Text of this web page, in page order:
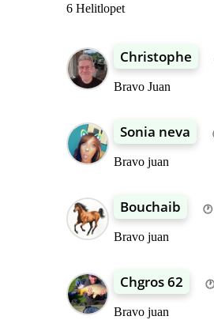
6 Helitlopet
Christophe
Bravo Juan
Sonia neva
Bravo juan
Bouchaib
Bravo juan
Chgros 62
Bravo juan